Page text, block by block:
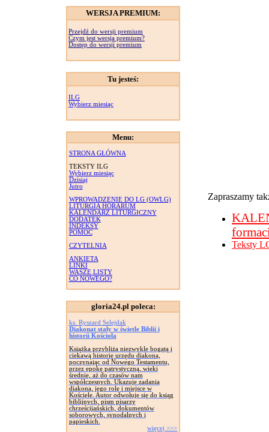
WERSJA PREMIUM:
Przejdź do wersji premium
Czym jest wersja premium?
Dostęp do wersji premium
Tu jesteś:
ILG
Wybierz miesiąc
Menu:
STRONA GŁÓWNA
TEKSTY ILG
Wybierz miesiąc
Dzisiaj
Jutro
WPROWADZENIE DO LG (OWLG)
LITURGIA HORARUM
KALENDARZ LITURGICZNY
DODATEK
INDEKSY
POMOC
CZYTELNIA
ANKIETA
LINKI
WASZE LISTY
CO NOWEGO?
gloria24.pl poleca:
ks. Ryszard Selejdak
Diakonat stały w świetle Biblii i
historii Kościoła
Książka przybliża niezwykle bogatą i
ciekawą historię urzędu diakona,
poczynając od Nowego Testamentu,
przez epokę patrystyczną, wieki
średnie, aż do czasów nam
współczesnych. Ukazuje zadania
diakona, jego rolę i miejsce w
Kościele. Autor odwołuje się do ksiąg
biblijnych, pism pisarzy
chrześcijańskich, dokumentów
soborowych, synodalnych i
papieskich.
więcej >>>
Zapraszamy
Teksty